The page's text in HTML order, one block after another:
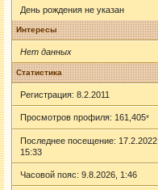
День рождения не указан
Интересы
Нет данных
Статистика
Регистрация: 8.2.2011
Просмотров профиля: 161,405*
Последнее посещение: 17.2.2022,
15:33
Часовой пояс: 9.8.2026, 1:46